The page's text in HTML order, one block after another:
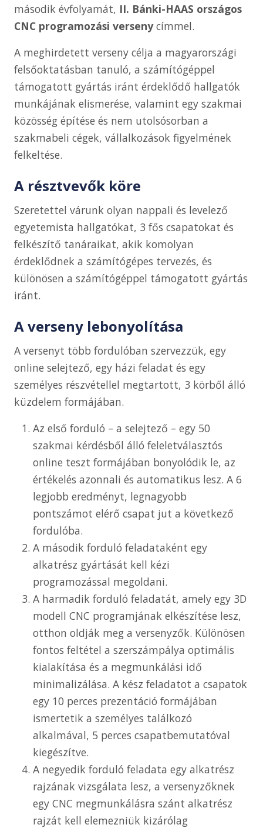
második évfolyamát, II. Bánki-HAAS országos
CNC programozási versenycímmel.
A meghirdetett verseny célja a magyarországi
felsőoktatásban tanuló, a számítógéppel
támogatott gyártás iránt érdeklődő hallgatók
munkájának elismerése, valamint egy szakmai
közösség építése és nem utolsósorban a
szakmabeli cégek, vállalkozások figyelmének
felkeltése.
A résztvevők köre
Szeretettel várunk olyan nappali és levelező
egyetemista hallgatókat, 3 fős csapatokat és
felkészítő tanáraikat, akik komolyan
érdeklődnek a számítógépes tervezés, és
különösen a számítógéppel támogatott gyártás
iránt.
A verseny lebonyolítása
A versenyt több fordulóban szervezzük, egy
online selejtező, egy házi feladat és egy
személyes részvétellel megtartott, 3 körből álló
küzdelem formájában.
Az első forduló – a selejtező – egy 50
szakmai kérdésből álló feleletválasztós
online teszt formájában bonyolódik le, az
értékelés azonnali és automatikus lesz. A 6
legjobb eredményt, legnagyobb
pontszámot elérő csapat jut a következő
fordulóba.
A második forduló feladataként egy
alkatrész gyártását kell kézi
programozással megoldani.
A harmadik forduló feladatát, amely egy 3D
modell CNC programjának elkészítése lesz,
otthon oldják meg a versenyzők. Különösen
fontos feltétel a szerszámpálya optimális
kialakítása és a megmunkálási idő
minimalizálása. A kész feladatot a csapatok
egy 10 perces prezentáció formájában
ismertetik a személyes találkozó
alkalmával, 5 perces csapatbemutatóval
kiegészítve.
A negyedik forduló feladata egy alkatrész
rajzának vizsgálata lesz, a versenyzőknek
egy CNC megmunkálásra szánt alkatrész
rajzát kell elemezniük kizárólag